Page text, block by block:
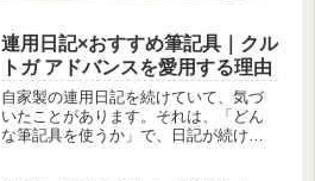
連用日記×おすすめ筆記具｜クル
トガ アドバンスを愛用する理由
自家製の連用日記を続けていて、気づ
いたことがあります。それは、「どん
な筆記具を使うか」で、日記が続けや